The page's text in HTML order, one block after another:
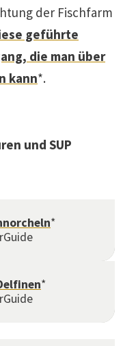
der Fischfarm
geführte
die man über
kann*.
und SUP
*
*